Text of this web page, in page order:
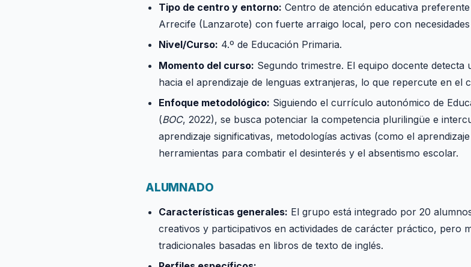
Tipo de centro y entorno: Centro de atención educativa
Arrecife (Lanzarote) con fuerte arraigo local, pero con
Nivel/Curso: 4.º de Educación Primaria.
Momento del curso: Segundo trimestre. El equipo docente
hacia el aprendizaje de lenguas extranjeras, lo que repercute en el
Enfoque metodológico: Siguiendo el currículo autonómico de
(BOC, 2022), se busca potenciar la competencia plurilingüe e
aprendizaje significativas, metodologías activas (como el
herramientas para combatir el desinterés y el absentismo escolar.
ALUMNADO
Características generales: El grupo está integrado por 20
creativos y participativos en actividades de carácter práctico, pero
tradicionales basadas en libros de texto de inglés.